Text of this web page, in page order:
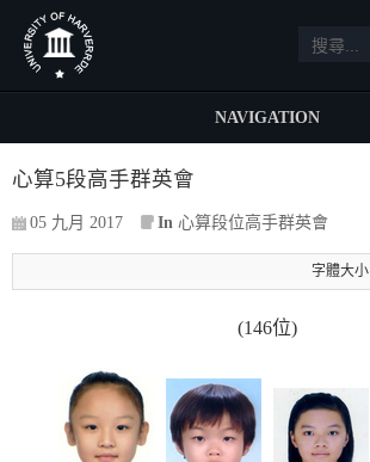
NAVIGATION
心算5段高手群英會
05 九月 2017 In 心算段位高手群英會
字體大小
(146位)